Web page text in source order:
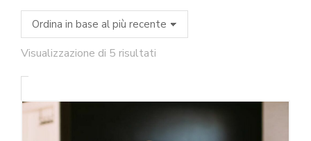
Visualizzazione di 5 risultati